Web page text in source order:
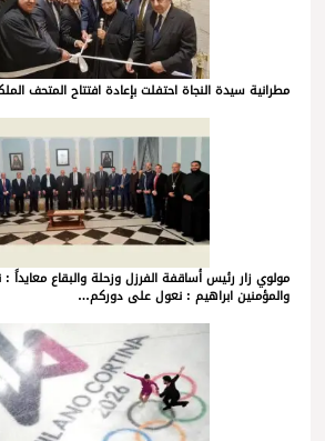
مطرانية سيدة النجاة احتفلت بإعادة افتتاح المتحف
مولوي زار رئيس أساقفة الفرزل وزحلة والبقاع معايداً :
والمؤمنين ابراهيم : نعول على دوركم…